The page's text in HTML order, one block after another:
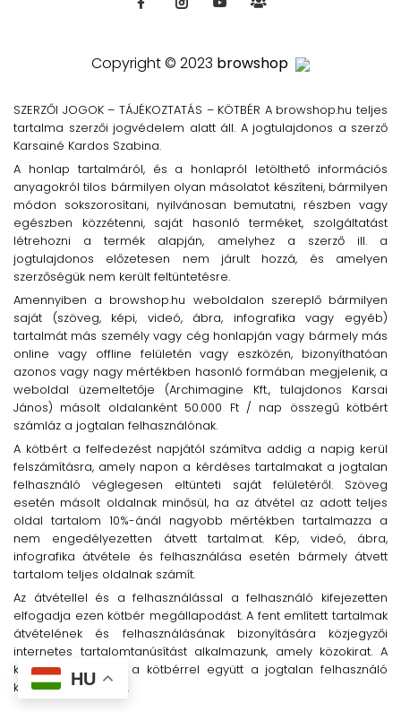
Copyright © 2023 browshop
SZERZŐI JOGOK – TÁJÉKOZTATÁS – KÖTBÉR A browshop.hu teljes
tartalma szerzői jogvédelem alatt áll. A jogtulajdonos a szerző
Karsainé Kardos Szabina.
A honlap tartalmáról, és a honlapról letölthető információs
anyagokról tilos bármilyen olyan másolatot készíteni, bármilyen
módon sokszorosítani, nyilvánosan bemutatni, részben vagy
egészben közzétenni, saját hasonló terméket, szolgáltatást
létrehozni a termék alapján, amelyhez a szerző ill. a
jogtulajdonos előzetesen nem járult hozzá, és amelyen
szerzőségük nem került feltüntetésre.
Amennyiben a browshop.hu weboldalon szereplő bármilyen
saját (szöveg, képi, videó, ábra, infografika vagy egyéb)
tartalmát más személy vagy cég honlapján vagy bármely más
online vagy offline felületén vagy eszközén, bizonyíthatóan
azonos vagy nagy mértékben hasonló formában megjelenik, a
weboldal üzemeltetője (Archimagine Kft., tulajdonos Karsai
János) másolt oldalanként 50.000 Ft / nap összegű kötbért
számláz a jogtalan felhasználónak.
A kötbért a felfedezést napjától számítva addig a napig kerül
felszámításra, amely napon a kérdéses tartalmakat a jogtalan
felhasználó véglegesen eltünteti saját felületéről. Szöveg
esetén másolt oldalnak minősül, ha az átvétel az adott teljes
oldal tartalom 10%-ánál nagyobb mértékben tartalmazza a
nem engedélyezetten átvett tartalmat. Kép, videó, ábra,
infografika átvétele és felhasználása esetén bármely átvett
tartalom teljes oldalnak számít.
Az átvétellel és a felhasználással a felhasználó kifejezetten
elfogadja ezen kötbér megállapodást. A fent említett tartalmak
átvételének és felhasználásának bizonyítására közjegyzői
internetes tartalomtanúsítást alkalmazunk, amely közokirat. A
közokirat költségét a kötbérrel együtt a jogtalan felhasználó
köteles megtéríteni.
HU